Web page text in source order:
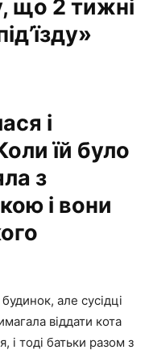
що 2 тижні
і
їй було
з
і вони
але сусідці
віддати кота
і тоді батьки разом з